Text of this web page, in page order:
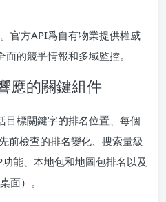
官方API爲自有物業提供權威
的競爭情報和多域監控。
應的關鍵組件
目標關鍵字的排名位置、每個
前檢查的排名變化、搜索量級
能、本地包和地圖包排名以及
面）。